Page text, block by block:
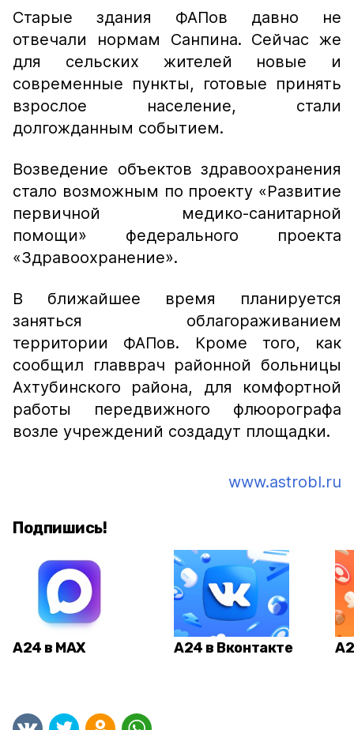
Старые здания ФАПов давно не
отвечали нормам Санпина. Сейчас же
для сельских жителей новые и
современные пункты, готовые принять
взрослое население, стали
долгожданным событием.
Возведение объектов здравоохранения
стало возможным по проекту «Развитие
первичной медико-санитарной
помощи» федерального проекта
«Здравоохранение».
В ближайшее время планируется
заняться облагораживанием
территории ФАПов. Кроме того, как
сообщил главврач районной больницы
Ахтубинского района, для комфортной
работы передвижного флюорографа
возле учреждений создадут площадки.
www.astrobl.ru
Подпишись!
А24 в MAX А24 в Вконтакте